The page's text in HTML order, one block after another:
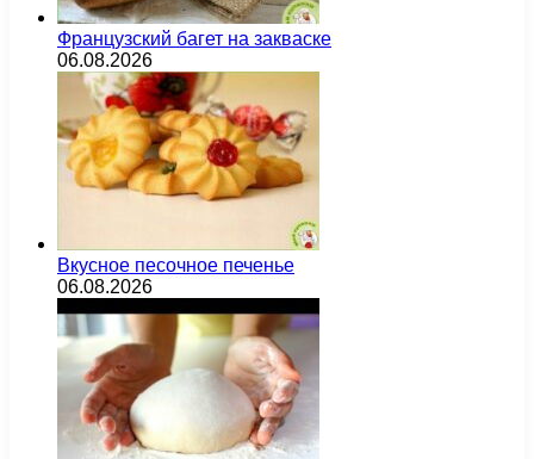
Французский багет на закваске
06.08.2026
Вкусное песочное печенье
06.08.2026